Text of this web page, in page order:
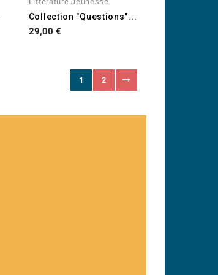
Collection "Questions"...
Prix
29,00 €
1 2